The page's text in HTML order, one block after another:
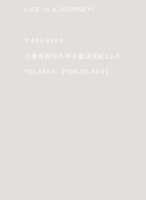
LIFE IS A JOURNEY!
〒663-8165
兵庫県西宮市甲子園浦風町10-3
TEL&FAX: 0798-55-8901